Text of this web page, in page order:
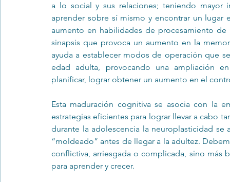
a lo social y sus relaciones; teniendo mayor
aprender sobre sí mismo y encontrar un lugar
aumento en habilidades de procesamiento
sinapsis que provoca un aumento en la
ayuda a establecer modos de operación que
edad adulta, provocando una ampliación
planificar, lograr obtener un aumento en el
Esta maduración cognitiva se asocia con la
estrategias eficientes para lograr llevar a cabo
durante la adolescencia la neuroplasticidad
“moldeado” antes de llegar a la adultez.
conflictiva, arriesgada o complicada, sino más
para aprender y crecer.